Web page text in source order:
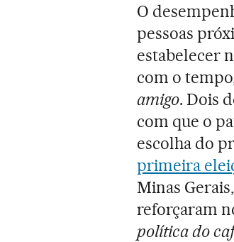
O
pessoas
estabelecer
com o
amigo. Dois
com que o
escolha do
primeira
Minas
reforçaram
política do